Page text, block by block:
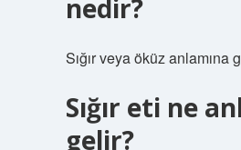
nedir?
Sığır veya öküz anlamına
Sığır eti ne
gelir?